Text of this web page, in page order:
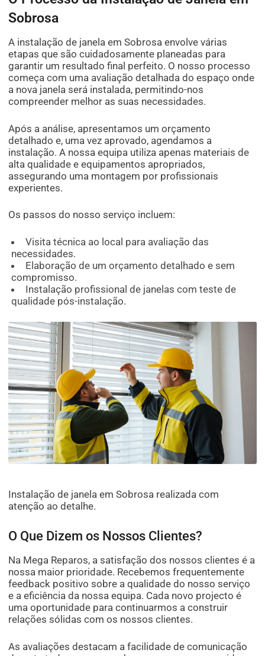
Sobrosa
A instalação de janela em Sobrosa envolve várias
etapas que são cuidadosamente planeadas para
garantir um resultado final perfeito. O nosso processo
começa com uma avaliação detalhada do espaço onde
a nova janela será instalada, permitindo-nos
compreender melhor as suas necessidades.
Após a análise, apresentamos um orçamento
detalhado e, uma vez aprovado, agendamos a
instalação. A nossa equipa utiliza apenas materiais de
alta qualidade e equipamentos apropriados,
assegurando uma montagem por profissionais
experientes.
Os passos do nosso serviço incluem:
Visita técnica ao local para avaliação das
necessidades.
Elaboração de um orçamento detalhado e sem
compromisso.
Instalação profissional de janelas com teste de
qualidade pós-instalação.
Instalação de janela em Sobrosa realizada com
atenção ao detalhe.
O Que Dizem os Nossos Clientes?
Na Mega Reparos, a satisfação dos nossos clientes é a
nossa maior prioridade. Recebemos frequentemente
feedback positivo sobre a qualidade do nosso serviço
e a eficiência da nossa equipa. Cada novo projecto é
uma oportunidade para continuarmos a construir
relações sólidas com os nossos clientes.
As avaliações destacam a facilidade de comunicação